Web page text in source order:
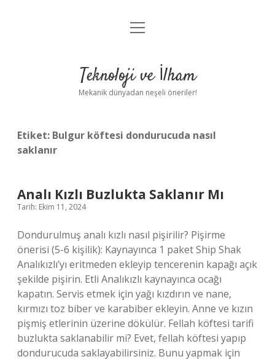
Anasayfa
Yasal Uyarı
menüyü
Teknoloji ve İlham
Mekanik dünyadan neşeli öneriler!
Etiket: Bulgur köftesi dondurucuda nasıl
saklanır
Analı Kızlı Buzlukta Saklanır Mı
Tarih: Ekim 11, 2024
Dondurulmuş analı kızlı nasıl pişirilir? Pişirme
önerisi (5-6 kişilik): Kaynayınca 1 paket Ship Shak
Analıkızlı’yı eritmeden ekleyip tencerenin kapağı açık
şekilde pişirin. Etli Analıkızlı kaynayınca ocağı
kapatın. Servis etmek için yağı kızdırın ve nane,
kırmızı toz biber ve karabiber ekleyin. Anne ve kızın
pişmiş etlerinin üzerine dökülür. Fellah köftesi tarifi
buzlukta saklanabilir mi? Evet, fellah köftesi yapıp
dondurucuda saklayabilirsiniz. Bunu yapmak için